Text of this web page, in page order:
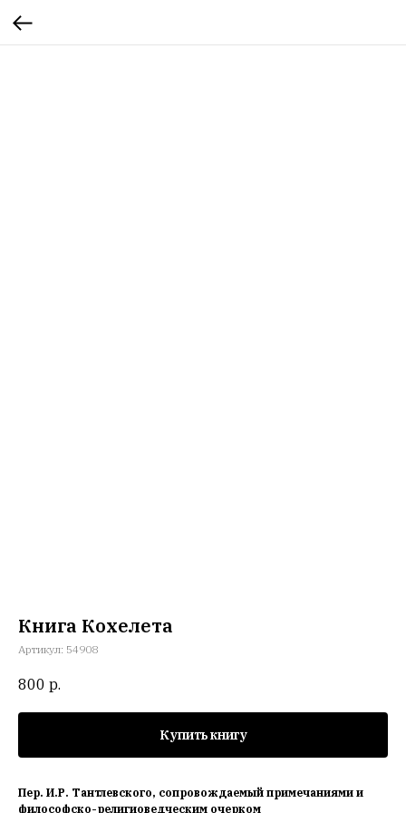
Книга Кохелета
Артикул: 54908
800 р.
Купить книгу
Пер. И.Р. Тантлевского, сопровождаемый примечаниями и
философско-религиоведческим очерком